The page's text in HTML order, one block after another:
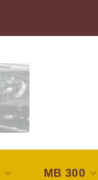
MB 300